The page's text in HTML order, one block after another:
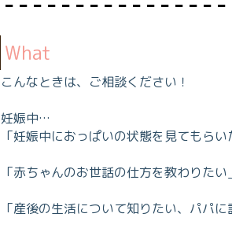
What
こんなときは、ご相談ください！
妊娠中…
「妊娠中におっぱいの状態を見てもらい
「赤ちゃんのお世話の仕方を教わりたい
「産後の生活について知りたい、パパに